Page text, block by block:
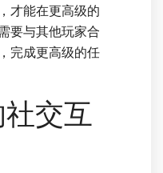
才能在更高级的
要与其他玩家合
完成更高级的任
交互